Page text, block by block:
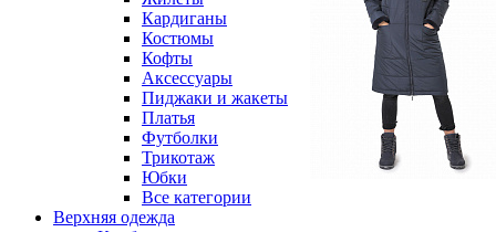
Кардиганы
Костюмы
Кофты
Аксессуары
Пиджаки и жакеты
Платья
Футболки
Трикотаж
Юбки
Все категории
Верхняя одежда